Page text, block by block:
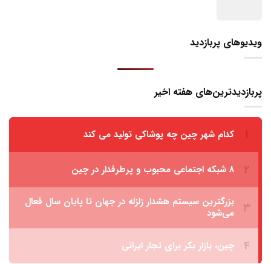
ویدیوهای پربازدید
پربازدیدترین‌های هفته اخیر